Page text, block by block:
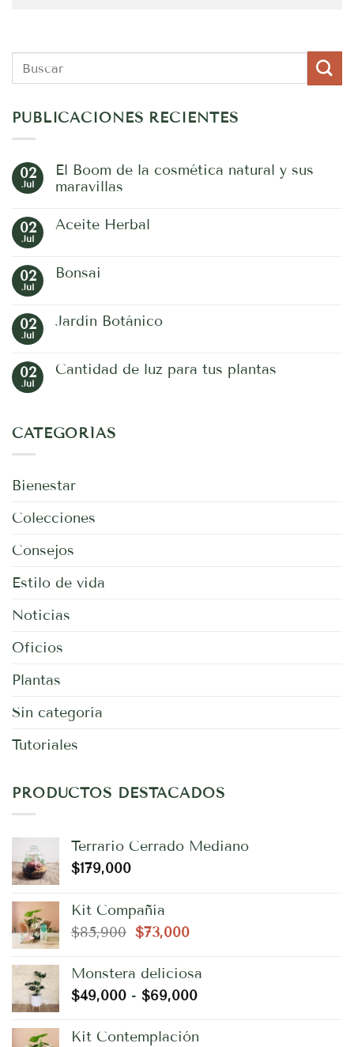
PUBLICACIONES RECIENTES
02
Jul
El Boom de la cosmética natural y sus
maravillas
comentarios
de
la
sus
02
Jul
Aceite Herbal
comentarios
en
02
Jul
Bonsai
comentarios
en
02
Jul
Jardín Botánico
comentarios
en
02
Jul
Cantidad de luz para tus plantas
Cantidad
de
plantas
CATEGORÍAS
Bienestar
Colecciones
Consejos
Estilo de vida
Noticias
Oficios
Plantas
Sin categoría
Tutoriales
PRODUCTOS DESTACADOS
Terrario Cerrado Mediano
$179,000
Kit Compañía
$85,900 El
original
era:
$85,900.
$73,000El
actual
es:
$73,000.
Monstera deliciosa
$49,000 - $69,000Rango
precios:
Kit Contemplación